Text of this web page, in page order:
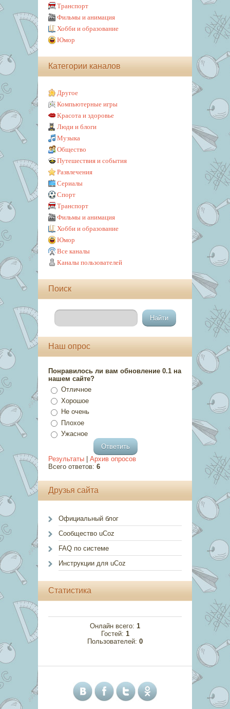
Транспорт
Фильмы и анимация
Хобби и образование
Юмор
Категории каналов
Другое
Компьютерные игры
Красота и здоровье
Люди и блоги
Музыка
Общество
Путешествия и события
Развлечения
Сериалы
Спорт
Транспорт
Фильмы и анимация
Хобби и образование
Юмор
Все каналы
Каналы пользователей
Поиск
Наш опрос
Понравилось ли вам обновление 0.1 на
нашем сайте?
Отличное
Хорошое
Не очень
Плохое
Ужасное
Результаты
Архив опросов
Всего ответов: 6
Друзья сайта
Официальный блог
Сообщество uCoz
FAQ по системе
Инструкции для uCoz
Статистика
Онлайн всего: 1
Гостей: 1
Пользователей: 0